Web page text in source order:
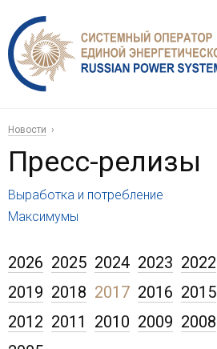
Новости
Пресс-релизы
Выработка и потребление
Максимумы
2026 2025 2024 2023 2022
2019 2018 2017 2016 2015
2012 2011 2010 2009 2008